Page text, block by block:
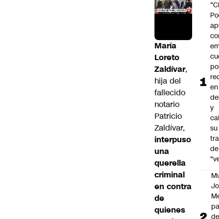
María
Loreto
Zaldívar,
hija del
fallecido
notario
Patricio
Zaldívar,
interpuso
una
querella
criminal
en contra
de
quienes
y
su
de
de